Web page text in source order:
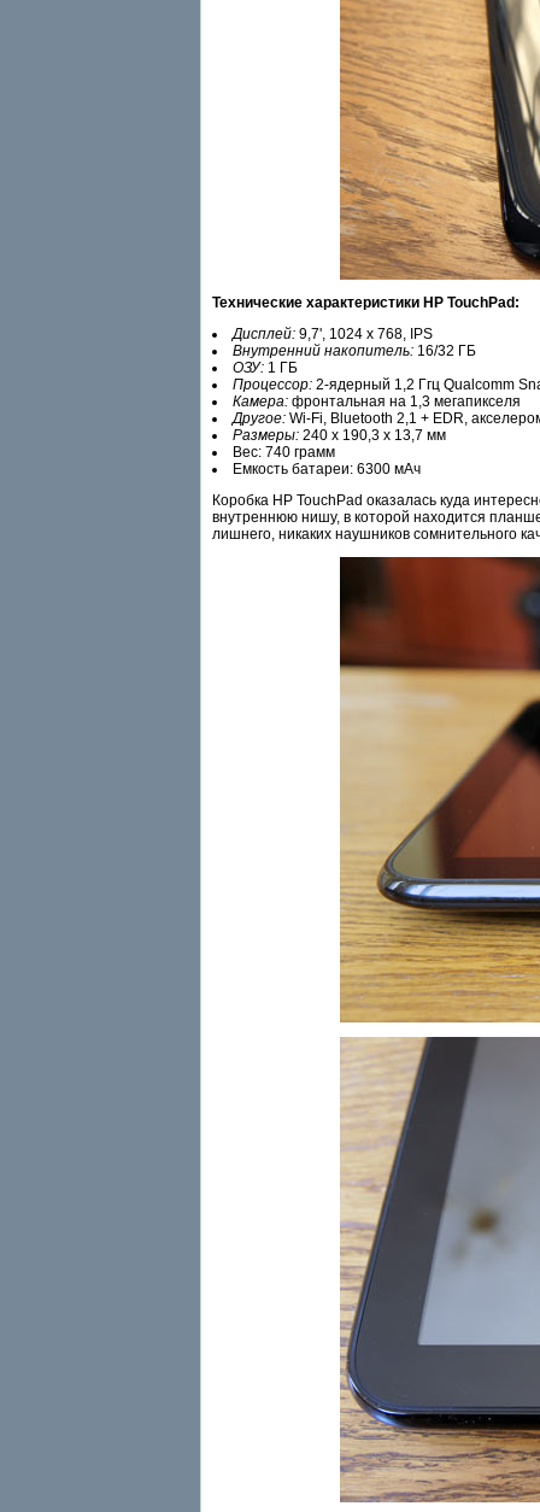
Технические характеристики HP TouchPad:
Дисплей: 9,7', 1024 x 768, IPS
Внутренний накопитель: 16/32 ГБ
ОЗУ: 1 ГБ
Процессор: 2-ядерный 1,2 Ггц Qualcomm
Камера: фронтальная на 1,3 мегапикселя
Другое: Wi-Fi, Bluetooth 2,1 + EDR,
Размеры: 240 x 190,3 x 13,7 мм
Вес: 740 грамм
Емкость батареи: 6300 мАч
Коробка HP TouchPad оказалась куда
внутреннюю нишу, в которой находится
лишнего, никаких наушников сомнительного